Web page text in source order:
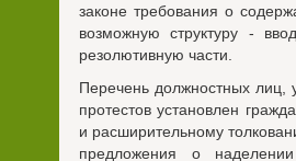
законе требования о
возможную структуру -
резолютивную части.
Перечень должностных
протестов установлен
и расширительному
предложения о